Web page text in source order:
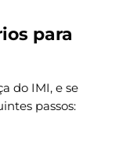
para
do IMI, e se
passos: